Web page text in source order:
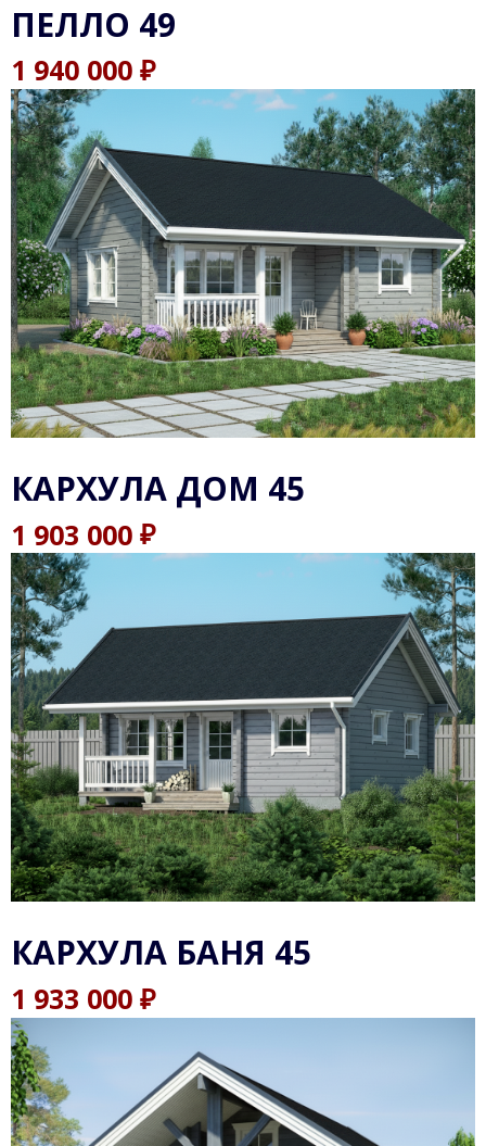
ПЕЛЛО 49
1 940 000 ₽
КАРХУЛА ДОМ 45
1 903 000 ₽
КАРХУЛА БАНЯ 45
1 933 000 ₽